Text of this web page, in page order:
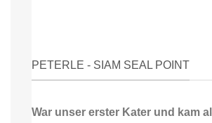
PETERLE - SIAM SEAL POINT
War unser erster Kater und kam